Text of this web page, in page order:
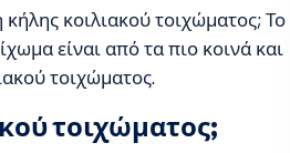
κήλης κοιλιακού τοιχώματος; Το
είναι από τα πιο κοινά και
τοιχώματος.
τοιχώματος;